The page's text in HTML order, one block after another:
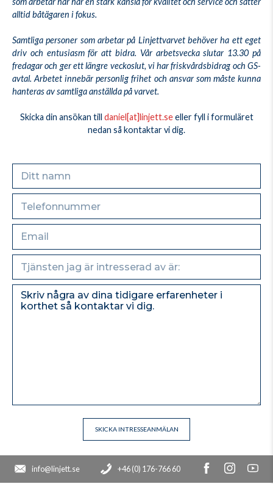
alltid båtägaren i fokus.
Samtliga personer som arbetar på Linjettvarvet behöver ha ett eget
driv och entusiasm för att bidra. Vår arbetsvecka slutar 13.30 på
fredagar och ger ett längre veckoslut, vi har friskvårdsbidrag och GS-
avtal. Arbetet innebär personlig frihet och ansvar som måste kunna
hanteras av samtliga anställda på varvet.
Skicka din ansökan till daniel[at]linjett.seeller fyll i formuläret
nedan så kontaktar vi dig.
info@linjett.se +46 (0) 176-766 60